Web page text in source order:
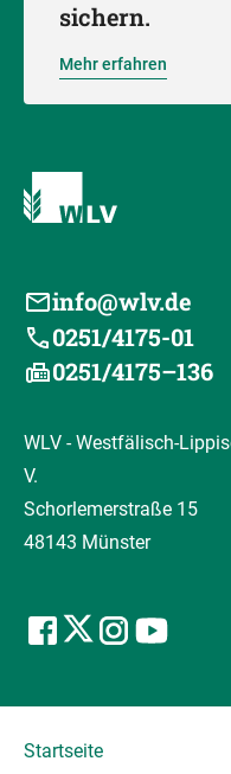
sichern.
Mehr erfahren
info@wlv.de
0251/4175-01
0251/4175–136
WLV - Westfälisch-
V.
Schorlemerstraße 15
48143 Münster
Startseite